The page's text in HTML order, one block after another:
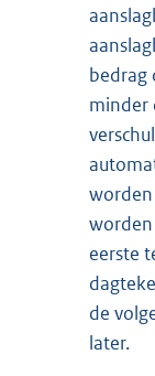
bedrag
minder
worden
eerste
de
later.